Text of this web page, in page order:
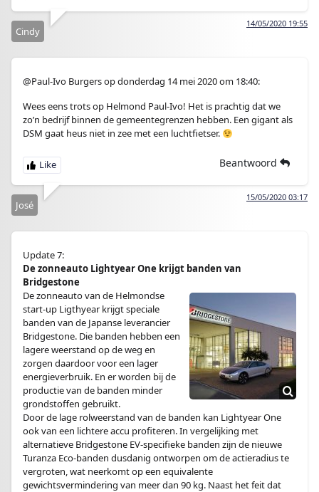
14/05/2020 19:55
Cindy
@Paul-Ivo Burgers op donderdag 14 mei 2020 om 18:40:
Wees eens trots op Helmond Paul-Ivo! Het is prachtig dat we
zo’n bedrijf binnen de gemeentegrenzen hebben. Een gigant als
DSM gaat heus niet in zee met een luchtfietser.
Beantwoord
15/05/2020 03:17
José
Update 7:
De zonneauto Lightyear One krijgt banden van
Bridgestone
De zonneauto van de Helmondse
start-up Ligthyear krijgt speciale
banden van de Japanse leverancier
Bridgestone. Die banden hebben een
lagere weerstand op de weg en
zorgen daardoor voor een lager
energieverbruik. En er worden bij de
productie van de banden minder
grondstoffen gebruikt.
Door de lage rolweerstand van de banden kan Lightyear One
ook van een lichtere accu profiteren. In vergelijking met
alternatieve Bridgestone EV-specifieke banden zijn de nieuwe
Turanza Eco-banden dusdanig ontworpen om de actieradius te
vergroten, wat neerkomt op een equivalente
gewichtsvermindering van meer dan 90 kg. Naast het feit dat